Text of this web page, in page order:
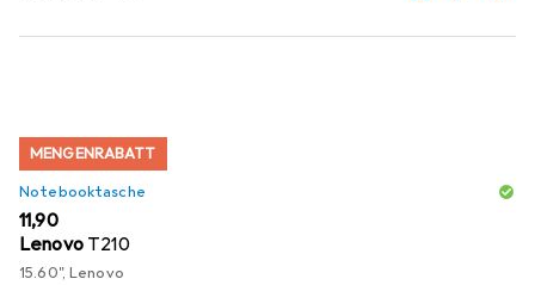
MENGENRABATT
Notebooktasche
EUR
11,90
Lenovo T210
15.60", Lenovo